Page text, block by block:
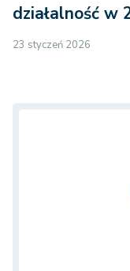
działalność w
23 styczeń 2026